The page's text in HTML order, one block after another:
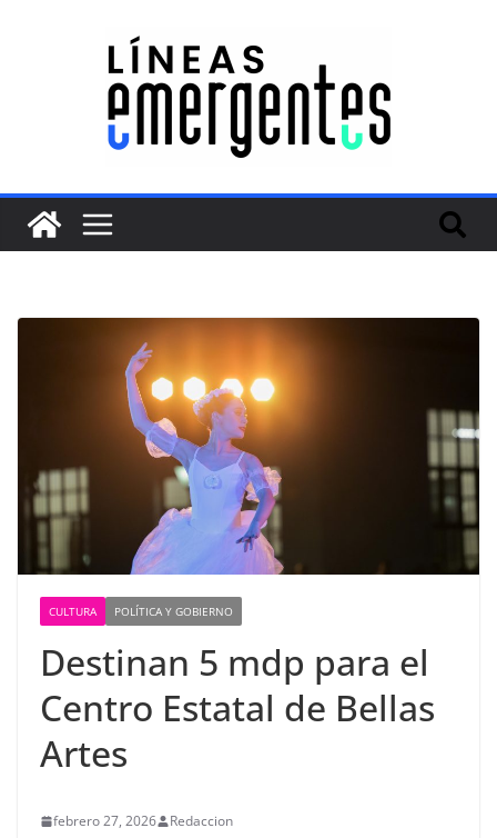
CULTURA POLÍTICA Y GOBIERNO
Destinan 5 mdp para el
Centro Estatal de Bellas
Artes
febrero 27, 2026 Redaccion